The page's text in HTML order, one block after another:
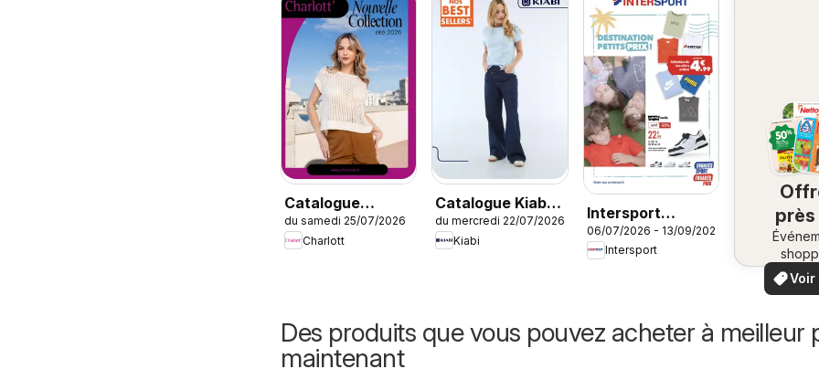
Catalogue
Charlott Été
du samedi 25/07/2026
Charlott
Catalogue Kiabi
Été
du mercredi 22/07/2026
Kiabi
Intersport
catalogue
06/07/2026 - 13/09/2026
Intersport
près
locaux
Voir
Des produits que vous pouvez acheter à meilleur
maintenant